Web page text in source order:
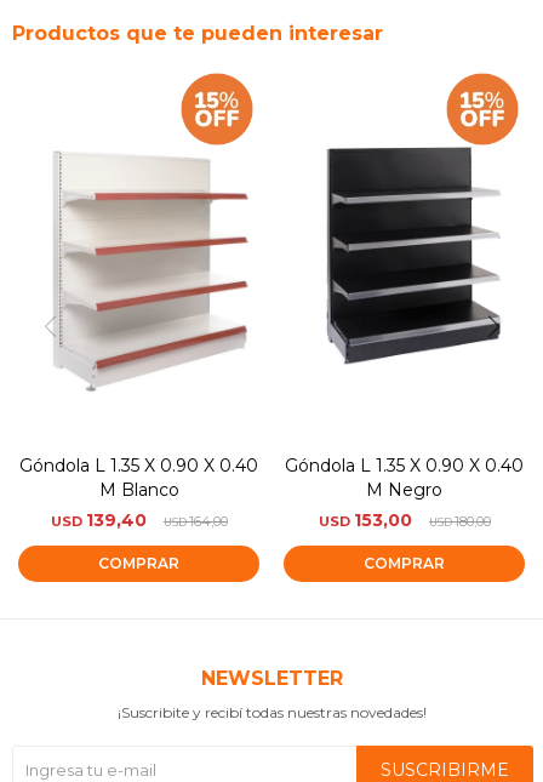
Productos que te pueden interesar
Góndola L 1.35 X 0.90 X 0.40
M Blanco
USD 139,40 USD164,00
Góndola L 1.35 X 0.90 X 0.40
M Negro
USD 153,00 USD180,00
NEWSLETTER
¡Suscribite y recibí todas nuestras novedades!
SUSCRIBIRME